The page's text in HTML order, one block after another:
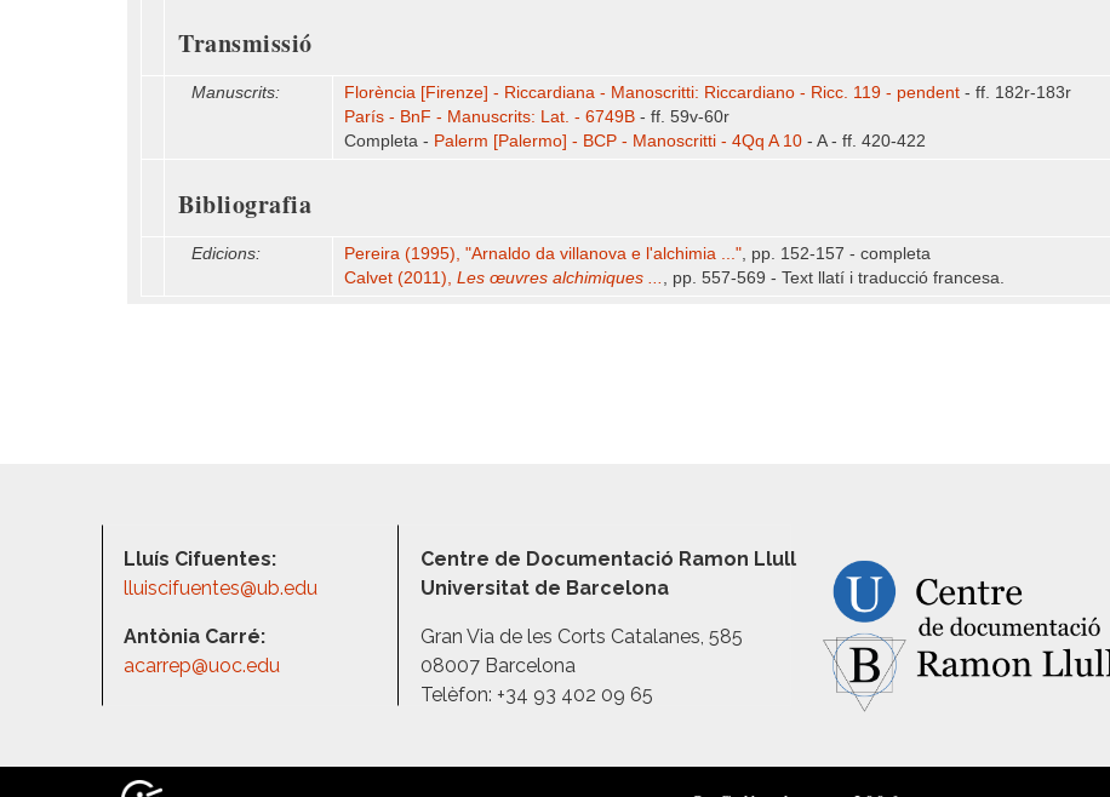
Transmissió
Manuscrits: Florència [Firenze] - Riccardiana - Manoscritti: Riccardiano - Ricc. 119 - pendent - ff. 182r-183r
París - BnF - Manuscrits: Lat. - 6749B - ff. 59v-60r
Completa - Palerm [Palermo] - BCP - Manoscritti - 4Qq A 10 - A - ff. 420-422
Bibliografia
Edicions: Pereira (1995), "Arnaldo da villanova e l'alchimia ...", pp. 152-157 - completa
Calvet (2011), Les œuvres alchimiques ... , pp. 557-569 - Text llatí i traducció francesa.
Lluís Cifuentes:
lluiscifuentes@ub.edu
Antònia Carré:
acarrep@uoc.edu
Centre de Documentació Ramon Llull
Universitat de Barcelona
Gran Via de les Corts Catalanes, 585
08007 Barcelona
Telèfon: +34 93 402 09 65